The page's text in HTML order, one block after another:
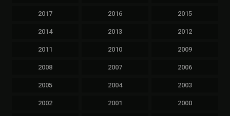
2017 2016 2015
2014 2013 2012
2011 2010 2009
2008 2007 2006
2005 2004 2003
2002 2001 2000